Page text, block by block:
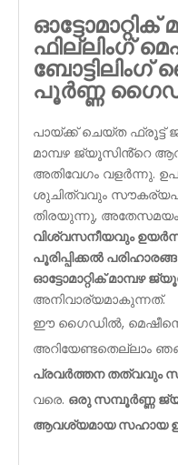
ഫില്ലിംഗ്
പൂർണ്ണ
പായ്ക്ക് ചെയ്ത ഫ്രൂട്ട്
മാമ്പഴ ജ്യൂസിൻ്റെ
അതിവേഗം വളർന്നു.
ശുചിത്വവും
തിരയുന്നു, അതേസമയം
വിശ്വസനീയവും
പൂരിപ്പിക്കൽ
ഓട്ടോമാറ്റിക് മാമ്പഴ
അനിവാര്യമാകുന്നത്.
ഈ ഗൈഡിൽ, മെഷീനെ
അറിയേണ്ടതെല്ലാം
പ്രവർത്തന തത്വവും
വരെ. ഒരു സമ്പൂർണ്ണ
ആവശ്യമായ സഹായ